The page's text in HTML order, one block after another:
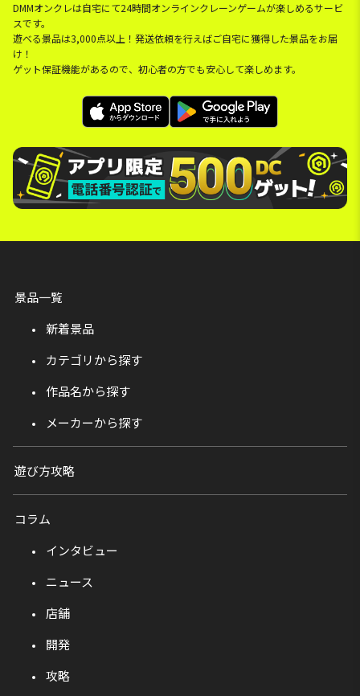
DMMオンクレは自宅にて24時間オンラインクレーンゲームが楽しめるサービ
スです。
遊べる景品は3,000点以上！発送依頼を行えばご自宅に獲得した景品をお届
け！
ゲット保証機能があるので、初心者の方でも安心して楽しめます。
景品一覧
新着景品
カテゴリから探す
作品名から探す
メーカーから探す
遊び方攻略
コラム
インタビュー
ニュース
店舗
開発
攻略